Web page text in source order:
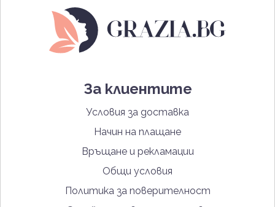
За клиентите
Условия за доставка
Начин на плащане
Връщане и рекламации
Общи условия
Политика за поверителност